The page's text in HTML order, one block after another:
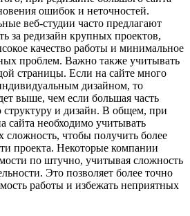
ошибок и неточностей.
веб-студии часто предлагают
за редизайн крупных проектов,
качество работы и минимальное
проблем. Важно также учитывать
страницы. Если на сайте много
дизайном, то
выше, чем если большая часть
и дизайн. В общем, при
сайта необходимо учитывать
сложность, чтобы получить более
проекта. Некоторые компании
по штучно, учитывая сложность
Это позволяет более точно
работы и избежать неприятных